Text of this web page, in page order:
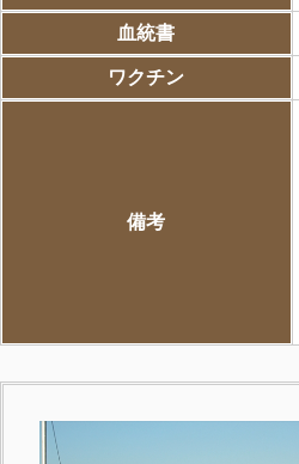
血統書
ワクチン
備考